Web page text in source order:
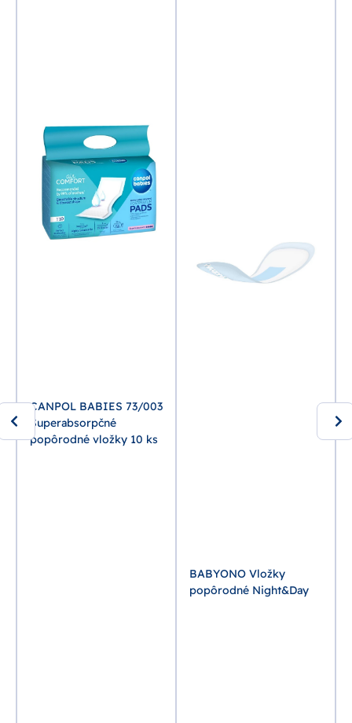
CANPOL BABIES 73/003
Superabsorpčné
popôrodné vložky 10 ks
BABYONO Vložky
popôrodné Night&Day